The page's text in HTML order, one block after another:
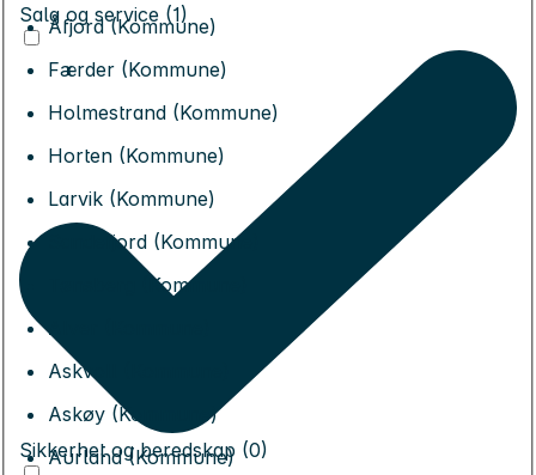
Åfjord (Kommune)
Færder (Kommune)
Holmestrand (Kommune)
Horten (Kommune)
Larvik (Kommune)
Sandefjord (Kommune)
Tønsberg (Kommune)
Alver (Kommune)
Askvoll (Kommune)
Askøy (Kommune)
Aurland (Kommune)
Salg og service (1)
Sikkerhet og beredskap (0)